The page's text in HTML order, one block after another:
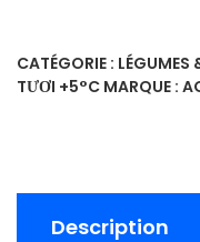
CATÉGORIE : LÉGUMES
TƯƠI +5°C MARQUE :
Description